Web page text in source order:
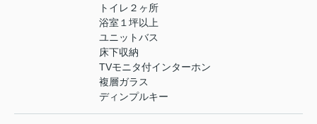
トイレ２ヶ所
浴室１坪以上
ユニットバス
床下収納
TVモニタ付インターホン
複層ガラス
ディンプルキー